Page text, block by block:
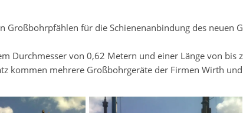
Großbohrpfählen für die Schienenanbindung des
Durchmesser von 0,62 Metern und einer Länge von bis
kommen mehrere Großbohrgeräte der Firmen Wirth